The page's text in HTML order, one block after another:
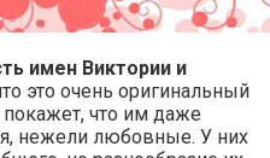
имен Виктории и
это очень оригинальный
покажет, что им даже
нежели любовные. У них